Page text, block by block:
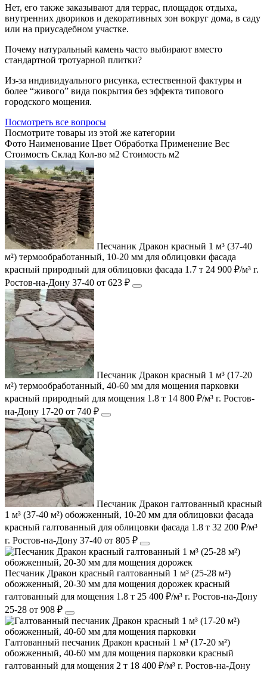
Нет, его также заказывают для террас, площадок отдыха,
внутренних двориков и декоративных зон вокруг дома, в саду
или на приусадебном участке.
Почему натуральный камень часто выбирают вместо
стандартной тротуарной плитки?
Из-за индивидуального рисунка, естественной фактуры и
более “живого” вида покрытия без эффекта типового
городского мощения.
Посмотреть все вопросы
Посмотрите товары из этой же категории
Фото Наименование Цвет Обработка Применение Вес
Cтоимость Склад Кол-во м2 Стоимость м2
Песчаник Дракон красный 1 м³ (37-40
м²) термообработанный, 10-20 мм для облицовки фасада
красный природный для облицовки фасада 1.7 т 24 900 ₽/м³ г.
Ростов-на-Дону 37-40 от 623 ₽
Песчаник Дракон красный 1 м³ (17-20
м²) термообработанный, 40-60 мм для мощения парковки
красный природный для мощения 1.8 т 14 800 ₽/м³ г. Ростов-
на-Дону 17-20 от 740 ₽
Песчаник Дракон галтованный красный
1 м³ (37-40 м²) обожженный, 10-20 мм для облицовки фасада
красный галтованный для облицовки фасада 1.8 т 32 200 ₽/м³
г. Ростов-на-Дону 37-40 от 805 ₽
Песчаник Дракон красный галтованный 1 м³ (25-28 м²)
обожженный, 20-30 мм для мощения дорожек красный
галтованный для мощения 1.8 т 25 400 ₽/м³ г. Ростов-на-Дону
25-28 от 908 ₽
Галтованный песчаник Дракон красный 1 м³ (17-20 м²)
обожженный, 40-60 мм для мощения парковки красный
галтованный для мощения 2 т 18 400 ₽/м³ г. Ростов-на-Дону